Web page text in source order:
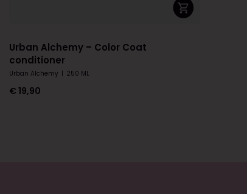
Urban Alchemy – Color Coat
conditioner
Urban Alchemy 250 ML
€ 19,90